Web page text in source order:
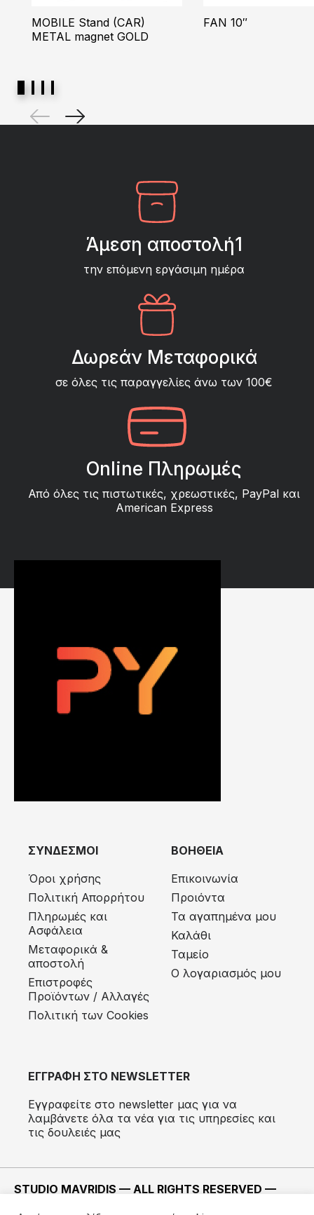
MOBILE Stand (CAR)
METAL magnet GOLD
FAN 10″
Άμεση αποστολή1
την επόμενη εργάσιμη ημέρα
Δωρεάν Μεταφορικά
σε όλες τις παραγγελίες άνω των 100€
Online Πληρωμές
Από όλες τις πιστωτικές, χρεωστικές, PayPal και
American Express
ΣΥΝΔΕΣΜΟΙ
Όροι χρήσης
Πολιτική Απορρήτου
Πληρωμές και
Ασφάλεια
Μεταφορικά &
αποστολή
Eπιστροφές
Προϊόντων / Αλλαγές
Πολιτική των Cookies
ΒΟΗΘΕΙΑ
Επικοινωνία
Προιόντα
Τα αγαπημένα μου
Καλάθι
Ταμείο
Ο λογαριασμός μου
ΕΓΓΡΑΦΗ ΣΤΟ NEWSLETTER
Εγγραφείτε στο newsletter μας για να
λαμβάνετε όλα τα νέα για τις υπηρεσίες και
τις δουλειές μας
STUDIO MAVRIDIS — ALL RIGHTS RESERVED —